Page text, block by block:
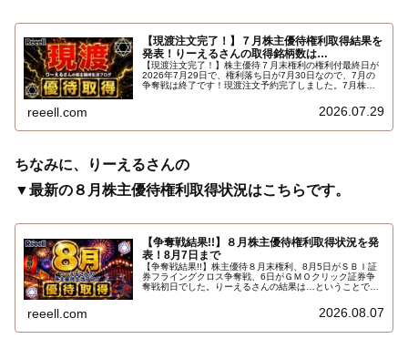
【現渡注文完了！】７月株主優待権利取得結果を
発表！りーえるさんの取得銘柄数は…
【現渡注文完了！】株主優待７月末権利の権利付最終日が
2026年7月29日で、権利落ち日が7月30日なので、7月の
争奪戦は終了です！現渡注文予約完了しました。7月株主
reeell.com 2026.07.29
ちなみに、りーえるさんの
▼最新の８月株主優待権利取得状況はこちらです。
【争奪戦結果!!】８月株主優待権利取得状況を発
表！8月7日まで
【争奪戦結果!!】株主優待８月末権利、8月5日がＳＢＩ証
券フライングクロス争奪戦、6日がＧＭＯクリック証券争
奪戦初日でした。りーえるさんの結果は…ということで、
含む）を報告します。最新の取得状況はこちらです…
reeell.com 2026.08.07